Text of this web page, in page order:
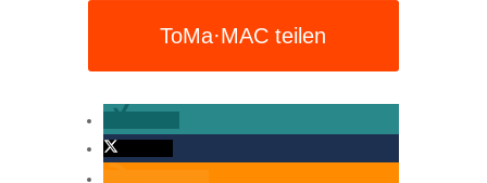
ToMa·MAC teilen